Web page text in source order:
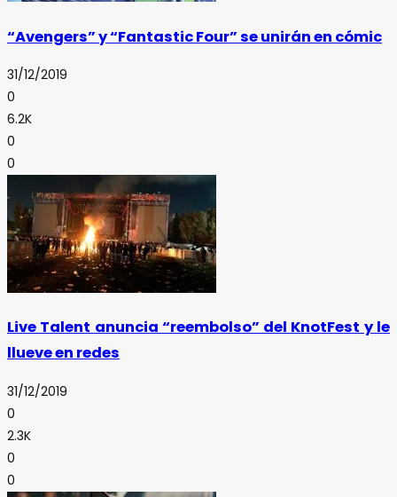
“Avengers” y “Fantastic Four” se unirán en cómic
31/12/2019
0
6.2K
0
0
Live Talent anuncia “reembolso” del KnotFest y le
llueve en redes
31/12/2019
0
2.3K
0
0